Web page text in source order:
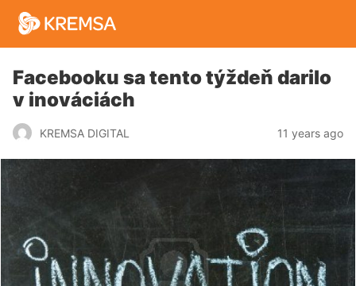
Facebooku sa tento týždeň darilo
v inováciách
KREMSA DIGITAL 11 years ago